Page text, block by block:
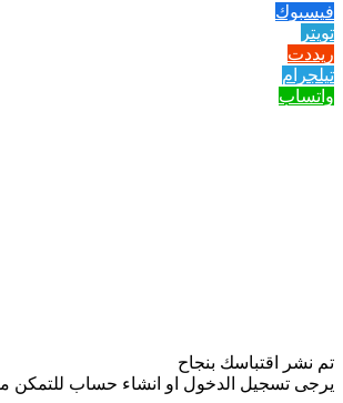
فيسبوك
تويتر
ريددت
تيلجرام
واتساب
تم نشر اقتباسك بنجاح
يرجى تسجيل الدخول او انشاء حساب للتمكن